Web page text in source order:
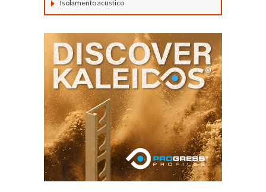
Isolamento acustico